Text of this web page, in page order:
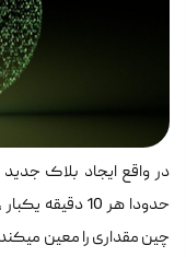
در واقع ایجاد بلاک
حدودا هر 10